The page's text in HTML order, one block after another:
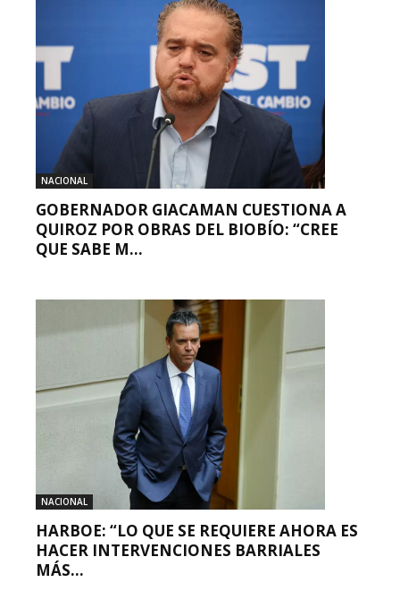
NACIONAL
GOBERNADOR GIACAMAN CUESTIONA A
QUIROZ POR OBRAS DEL BIOBÍO: “CREE
QUE SABE M...
NACIONAL
HARBOE: “LO QUE SE REQUIERE AHORA ES
HACER INTERVENCIONES BARRIALES
MÁS...